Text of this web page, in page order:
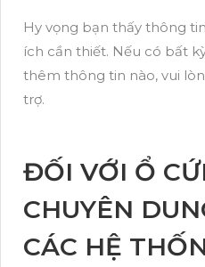
Hy vọng bạn thấy thông
ích cần thiết. Nếu có bất
thêm thông tin nào, vui
trợ.
ĐỐI VỚI Ổ
CHUYÊN
CÁC HỆ